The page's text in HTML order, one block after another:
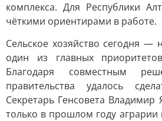
комплекса. Для Республики
чёткими ориентирами в работе.
Сельское хозяйство сегодня —
один из главных
Благодаря совместным
правительства удалось
Секретарь Генсовета Владимир
только в прошлом году